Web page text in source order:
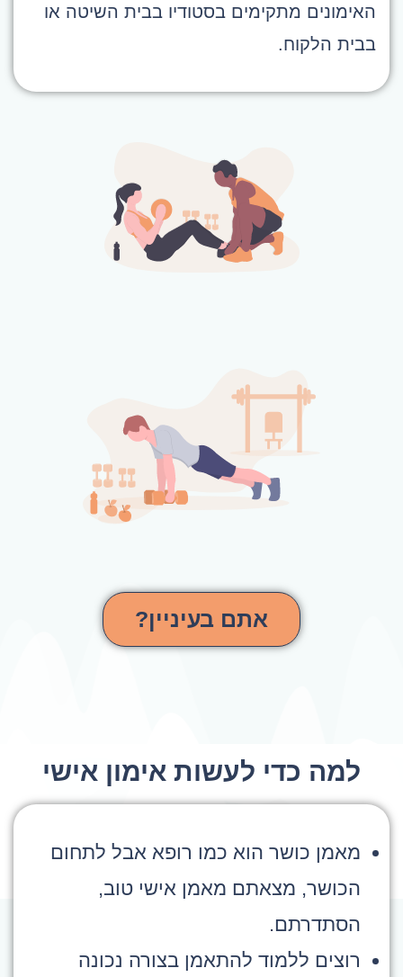
האימונים מתקימים בסטודיו בבית השיטה או
בבית הלקוח.
אתם בעיניין?
למה כדי לעשות אימון אישי
מאמן כושר הוא כמו רופא אבל לתחום
הכושר, מצאתם מאמן אישי טוב,
הסתדרתם.
רוצים ללמוד להתאמן בצורה נכונה